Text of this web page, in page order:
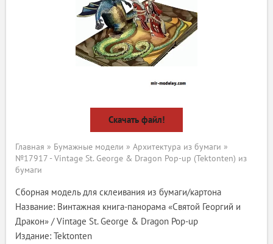
Скачать файл!
Главная » Бумажные модели » Архитектура из бумаги »
№17917 - Vintage St. George & Dragon Pop-up (Tektonten) из
бумаги
Сборная модель для склеивания из бумаги/картона
Название: Винтажная книга-панорама «Святой Георгий и
Дракон» / Vintage St. George & Dragon Pop-up
Издание: Tektonten